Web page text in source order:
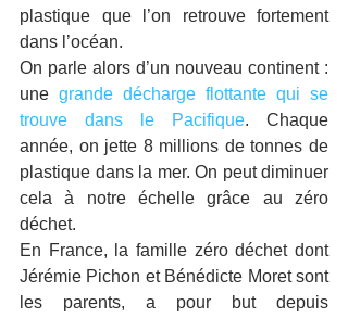
plastique que l’on retrouve fortement
dans l’océan.
On parle alors d’un nouveau continent :
une grande décharge flottante qui se
trouve dans le Pacifique. Chaque
année, on jette 8 millions de tonnes de
plastique dans la mer. On peut diminuer
cela à notre échelle grâce au zéro
déchet.
En France, la famille zéro déchet dont
Jérémie Pichon et Bénédicte Moret sont
les parents, a pour but depuis